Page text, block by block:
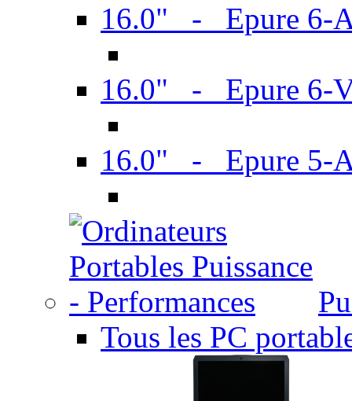
16.0" - Epure 6-
16.0" - Epure 6-
16.0" - Epure 5-
Tous les PC